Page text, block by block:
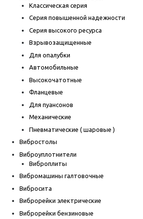
Классическая серия
Серия повышенной надежности
Серия высокого ресурса
Взрывозащищенные
Для опалубки
Автомобильные
Высокочатотные
Фланцевые
Для пуансонов
Механические
Пневматические ( шаровые )
Вибростолы
Виброуплотнители
Виброплиты
Вибромашины галтовочные
Вибросита
Виброрейки электрические
Виброрейки бензиновые